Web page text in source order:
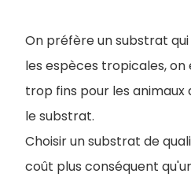
On préfère un substrat
les espèces tropicales,
trop fins pour les animaux
le substrat.
Choisir un substrat de
coût plus conséquent